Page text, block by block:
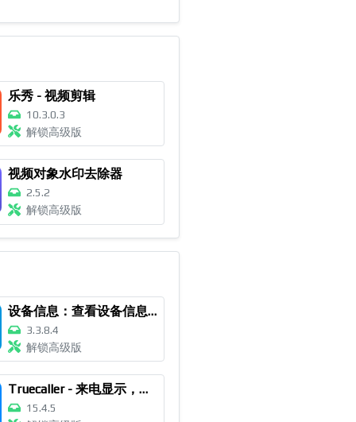
乐秀 - 视频剪辑
10.3.0.3
解锁高级版
视频对象水印去除器
2.5.2
解锁高级版
设备信息：查看设备信息、测试、基准和应用分析器
3.3.8.4
解锁高级版
Truecaller - 来电显示，防骚扰
15.4.5